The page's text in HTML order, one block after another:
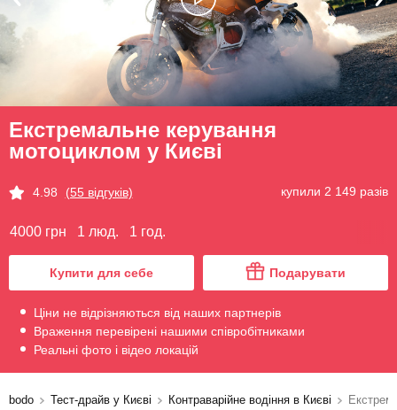
Екстремальне керування
мотоциклом у Києві
4.98 (55 відгуків) купили 2 149 разів
4000 грн 1 люд. 1 год.
Купити для себе Подарувати
Ціни не відрізняються від наших партнерів
Враження перевірені нашими співробітниками
Реальні фото і відео локацій
bodo Тест-драйв у Києві Контраварійне водіння в Києві